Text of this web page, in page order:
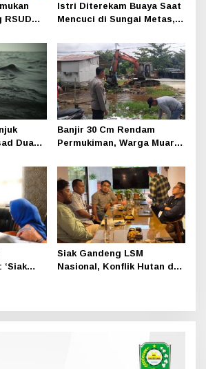
RSUD
Istri Diterekam Buaya Saat
Mencuci di Sungai Metas,
Berduka
Dua
Banjir 30 Cm Rendam
Permukiman, Warga Muara
‘Siak
Siak Gandeng LSM
Nasional, Konflik Hutan dan